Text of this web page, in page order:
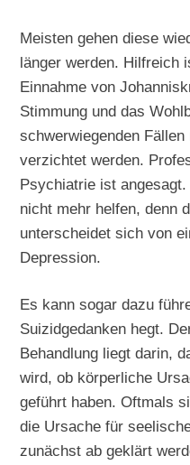
Meisten gehen diese
länger werden. Hilfreich
Einnahme von
Stimmung und das
schwerwiegenden
verzichtet werden.
Psychiatrie ist
nicht mehr helfen, denn
unterscheidet sich von
Depression.
Es kann sogar dazu
Suizidgedanken hegt.
Behandlung liegt darin,
wird, ob körperliche
geführt haben. Oftmals
die Ursache für
zunächst ab geklärt